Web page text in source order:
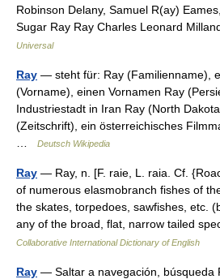
Robinson Delany, Samuel R(ay)
Sugar Ray Ray Charles Leonard
Universal
Ray — steht für: Ray (Familienname),
(Vorname), einen Vornamen Ray
Industriestadt in Iran Ray (North
(Zeitschrift), ein österreichisches
Deutsch Wikipedia
Ray — Ray, n. [F. raie, L. raia. Cf.
of numerous elasmobranch fishes of
the skates, torpedoes, sawfishes, etc.
any of the broad, flat, narrow tailed
Collaborative International Dictionary of English
Ray — Saltar a navegación, búsqueda